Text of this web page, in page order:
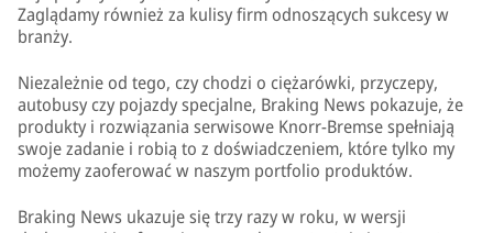
Zaglądamy również za kulisy firm odnoszących sukcesy w
branży.
Niezależnie od tego, czy chodzi o ciężarówki, przyczepy,
autobusy czy pojazdy specjalne, Braking News pokazuje, że
produkty i rozwiązania serwisowe Knorr-Bremse spełniają
swoje zadanie i robią to z doświadczeniem, które tylko my
możemy zaoferować w naszym portfolio produktów.
Braking News ukazuje się trzy razy w roku, w wersji